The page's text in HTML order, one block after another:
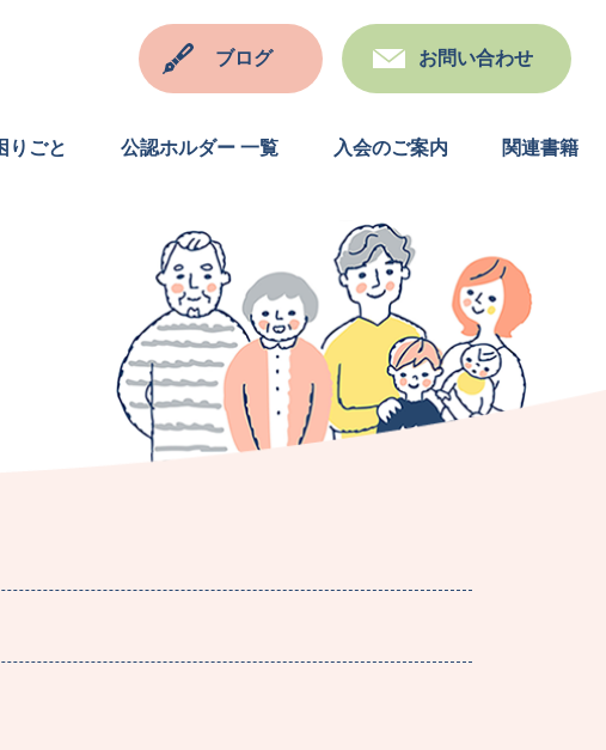
ブログ お問い合わせ
りごと 公認ホルダー 一覧 入会のご案内 関連書籍